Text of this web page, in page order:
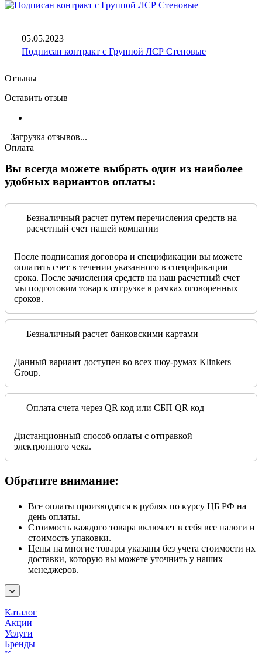
05.05.2023
Подписан контракт с Группой ЛСР Стеновые
Отзывы
Оставить отзыв
Загрузка отзывов...
Оплата
Вы всегда можете выбрать один из наиболее
удобных вариантов оплаты:
Безналичный расчет путем перечисления средств на
расчетный счет нашей компании
После подписания договора и спецификации вы можете
оплатить счет в течении указанного в спецификации
срока. После зачисления средств на наш расчетный счет
мы подготовим товар к отгрузке в рамках оговоренных
сроков.
Безналичный расчет банковскими картами
Данный вариант доступен во всех шоу-румах Klinkers
Group.
Оплата счета через QR код или СБП QR код
Дистанционный способ оплаты с отправкой
электронного чека.
Обратите внимание:
Все оплаты производятся в рублях по курсу ЦБ РФ на
день оплаты.
Стоимость каждого товара включает в себя все налоги и
стоимость упаковки.
Цены на многие товары указаны без учета стоимости их
доставки, которую вы можете уточнить у наших
менеджеров.
Каталог
Акции
Услуги
Бренды